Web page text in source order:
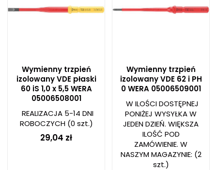
Wymienny trzpień
izolowany VDE płaski
60 iS 1,0 x 5,5 WERA
05006508001
REALIZACJA 5-14 DNI
ROBOCZYCH(0 szt.)
29,04 zł
Wymienny trzpień
izolowany VDE 62 i PH
0 WERA 05006509001
W ILOŚCI DOSTĘPNEJ
PONIŻEJ WYSYŁKA W
JEDEN DZIEŃ. WIĘKSZA
ILOŚĆ POD
ZAMÓWIENIE. W
NASZYM MAGAZYNIE: (2
szt.)